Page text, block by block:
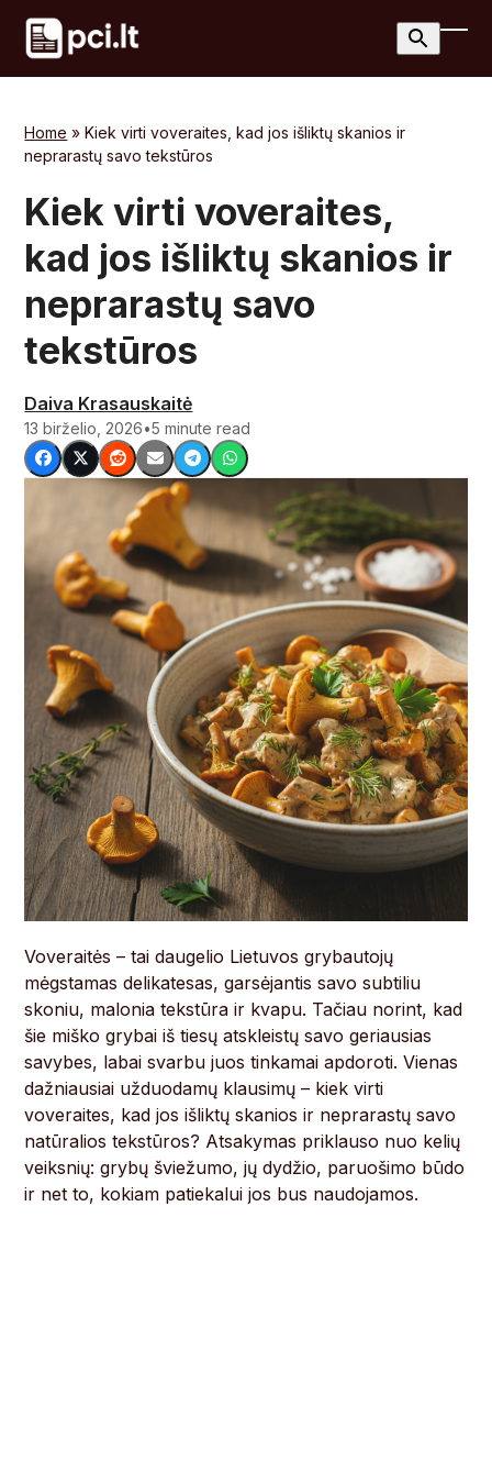
Skip
content
Home »Kiek virti voveraites, kad jos išliktų skanios ir
neprarastų savo tekstūros
Kiek virti voveraites,
kad jos išliktų skanios ir
neprarastų savo
tekstūros
Daiva Krasauskaitė
13 birželio, 2026•5 minute read
Voveraitės – tai daugelio Lietuvos grybautojų
mėgstamas delikatesas, garsėjantis savo subtiliu
skoniu, malonia tekstūra ir kvapu. Tačiau norint, kad
šie miško grybai iš tiesų atskleistų savo geriausias
savybes, labai svarbu juos tinkamai apdoroti. Vienas
dažniausiai užduodamų klausimų – kiek virti
voveraites, kad jos išliktų skanios ir neprarastų savo
natūralios tekstūros? Atsakymas priklauso nuo kelių
veiksnių: grybų šviežumo, jų dydžio, paruošimo būdo
ir net to, kokiam patiekalui jos bus naudojamos.